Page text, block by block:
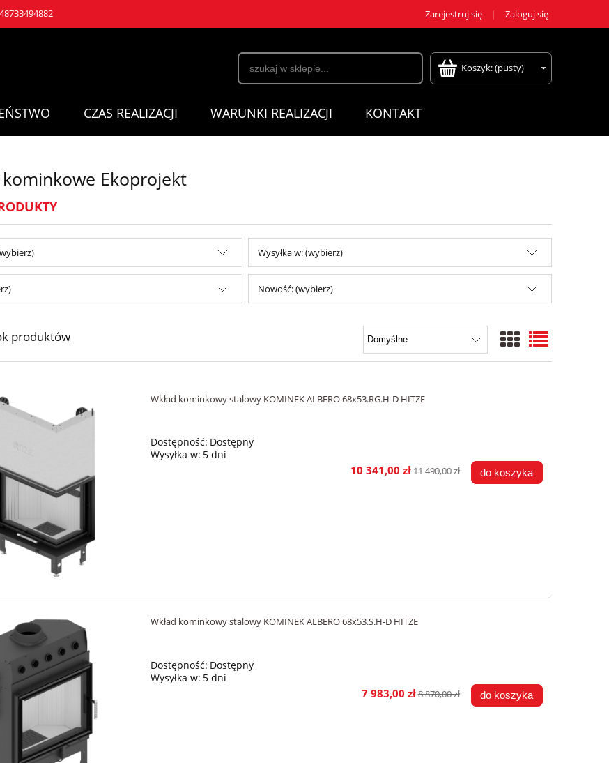
Zarejestruj się Zaloguj się
Koszyk:(pusty)
CZAS REALIZACJI WARUNKI REALIZACJI KONTAKT
kominkowe Ekoprojekt
Wysyłka w: (wybierz)
Nowość: (wybierz)
produktów
Wkład kominkowy stalowy KOMINEK ALBERO 68x53.RG.H-D HITZE
Dostępność: Dostępny
Wysyłka w: 5 dni
10 341,00 zł11 490,00 zł do koszyka
Wkład kominkowy stalowy KOMINEK ALBERO 68x53.S.H-D HITZE
Dostępność: Dostępny
Wysyłka w: 5 dni
7 983,00 zł8 870,00 zł do koszyka